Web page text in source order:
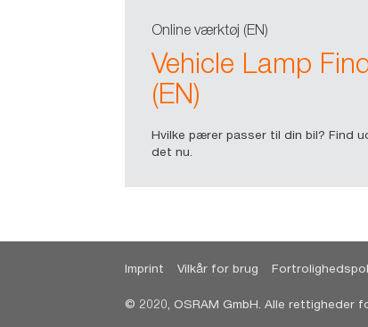
Online værktøj (EN)
Vehicle Lamp
(EN)
Hvilke pærer passer til din bil? Find
det nu.
Imprint Vilkår for brug
© 2020, OSRAM GmbH. Alle rettigheder